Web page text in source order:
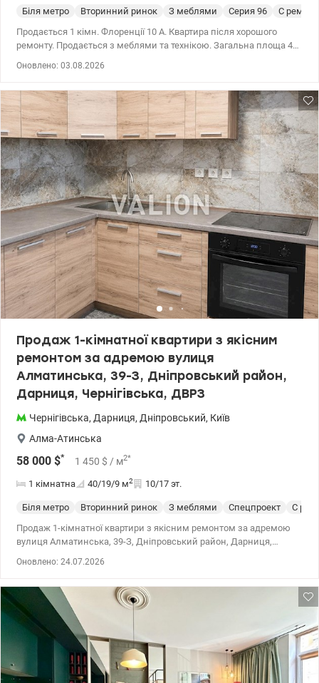
Біля метро Вторинний ринок З меблями Cерия 96
С
Продається 1 кімн. Флоренції 10 А. Квартира після хорошого
ремонту. Продається з меблями та технікою. Загальна площа 40
спортивні та дитячі майданчики, секції. Ціна: 61500 у.о моб:
0664863383 Тетяна. valion.ua/1153369
Оновлено: 03.08.2026
Продаж 1-кімнатної квартири з якісним
ремонтом за адремою вулиця
Алматинська, 39-З, Дніпровський район,
Дарниця, Чернігівська, ДВРЗ
Чернігівська, Дарниця, Дніпровський, Київ
Алма-Атинська
58 000 $* 1 450 $ / м2*
1 кімнатна 40/19/9 м2 10/17 эт.
Біля метро Вторинний ринок З меблями Спецпроект
С
Продаж 1-кімнатної квартири з якісним ремонтом за адремою
вулиця Алматинська, 39-З, Дніпровський район, Дарниця,
цегляному будинок 2009 року. Квартира з новим ремонтом -
чудовий варіант як для себе, так і під орендний бізнес: — окрема
кімната, необхідні меблі та кондиціонер — кухня із вбудованою
технікою — суміжний санвузол з ванною (є бойлер) — просторий
передпокій, засклений та утеплений балкон Будинок
обладнаний пасажирським і вантажним ліфтами. Під’їзд
охайний та доглянутий. У дворі затишно та тихо. Для прогулянок
Оновлено: 24.07.2026